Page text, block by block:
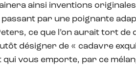
ainsi inventions
par une poignante
ce que l’on aurait tort de
désigner de « cadavre
vous emporte, par ce